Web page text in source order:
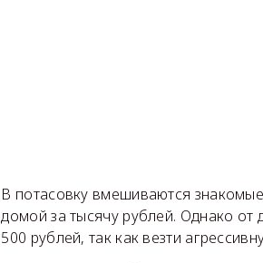
В потасовку вмешиваются
домой за тысячу рублей. Однако от
500 рублей, так как везти